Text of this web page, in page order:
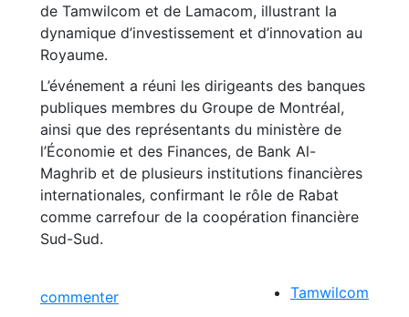
de Tamwilcom et de Lamacom, illustrant la
dynamique d’investissement et d’innovation au
Royaume.
L’événement a réuni les dirigeants des banques
publiques membres du Groupe de Montréal,
ainsi que des représentants du ministère de
l’Économie et des Finances, de Bank Al-
Maghrib et de plusieurs institutions financières
internationales, confirmant le rôle de Rabat
comme carrefour de la coopération financière
Sud-Sud.
commenter
Tamwilcom